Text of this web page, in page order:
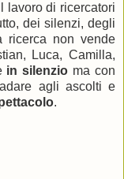
lavoro di ricercatori
dei silenzi, degli
ricerca non vende
Luca, Camilla,
in silenzio ma con
agli ascolti e
.